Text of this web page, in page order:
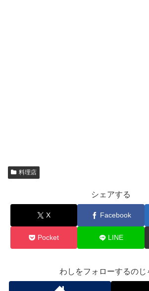
料理店
シェアする
X Facebook
Pocket LINE
わしをフォローするのじ